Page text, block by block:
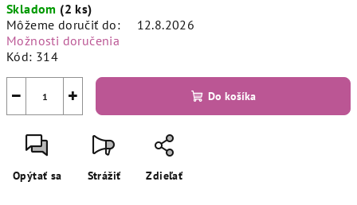
cena:
Skladom (2 ks)
Môžeme doručiť do:
12.8.2026
Možnosti doručenia
Kód: 314
+
− Do košíka
Opýtať sa Strážiť Zdieľať